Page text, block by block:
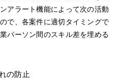
アラート機能によって次の活動
で、各案件に適切タイミングで
パーソン間のスキル差を埋める
の防止